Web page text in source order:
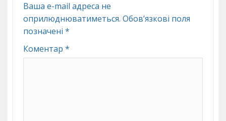
Ваша e-mail адреса не
оприлюднюватиметься. Обов’язкові поля
позначені *
Коментар *